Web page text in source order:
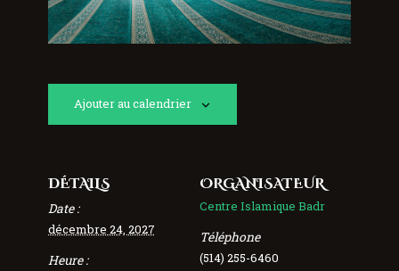
Ajouter au calendrier
DÉTAILS
Date :
décembre 24, 2027
Heure :
ORGANISATEUR
Centre Islamique Badr
Téléphone
(514) 255-6460